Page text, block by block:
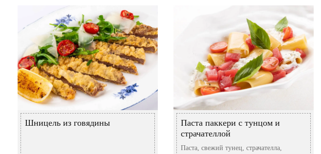
Шницель из говядины
Паста паккери с тунцом и
страчателлой
Паста, свежий тунец, страчателла,